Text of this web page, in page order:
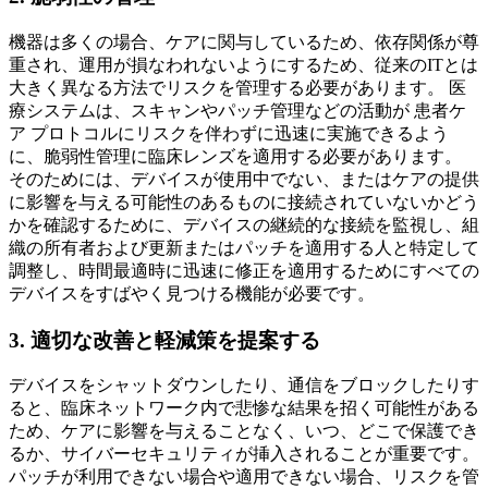
機器は多くの場合、ケアに関与しているため、依存関係が尊
重され、運用が損なわれないようにするため、従来のITとは
大きく異なる方法でリスクを管理する必要があります。 医
療システムは、スキャンやパッチ管理などの活動が 患者ケ
ア プロトコルにリスクを伴わずに迅速に実施できるよう
に、脆弱性管理に臨床レンズを適用する必要があります。
そのためには、デバイスが使用中でない、またはケアの提供
に影響を与える可能性のあるものに接続されていないかどう
かを確認するために、デバイスの継続的な接続を監視し、組
織の所有者および更新またはパッチを適用する人と特定して
調整し、時間最適時に迅速に修正を適用するためにすべての
デバイスをすばやく見つける機能が必要です。
3. 適切な改善と軽減策を提案する
デバイスをシャットダウンしたり、通信をブロックしたりす
ると、臨床ネットワーク内で悲惨な結果を招く可能性がある
ため、ケアに影響を与えることなく、いつ、どこで保護でき
るか、サイバーセキュリティが挿入されることが重要です。
パッチが利用できない場合や適用できない場合、リスクを管